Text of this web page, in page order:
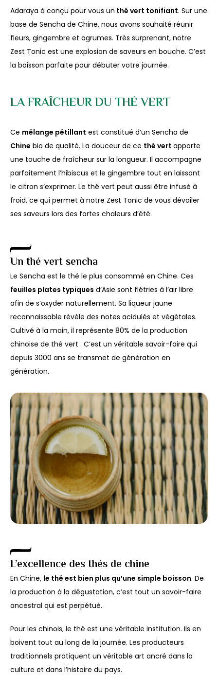
Adaraya à conçu pour vous un thé vert tonifiant. Sur une
base de Sencha de Chine, nous avons souhaité réunir
fleurs, gingembre et agrumes. Très surprenant, notre
Zest Tonic est une explosion de saveurs en bouche. C’est
la boisson parfaite pour débuter votre journée.
LA FRAÎCHEUR DU THÉ VERT
Ce mélange pétillant est constitué d’un Sencha de
Chine bio de qualité. La douceur de ce thé vertapporte
une touche de fraîcheur sur la longueur. Il accompagne
parfaitement l’hibiscus et le gingembre tout en laissant
le citron s’exprimer. Le thé vert peut aussi être infusé à
froid, ce qui permet à notre Zest Tonic de vous dévoiler
ses saveurs lors des fortes chaleurs d’été.
Un thé vert sencha
Le Sencha est le thé le plus consommé en Chine. Ces
feuilles plates typiques d’Asie sont flétries à l’air libre
afin de s’oxyder naturellement. Sa liqueur jaune
reconnaissable révèle des notes acidulés et végétales.
Cultivé à la main, il représente 80% de la production
chinoise de thé vert . C’est un véritable savoir-faire qui
depuis 3000 ans se transmet de génération en
génération.
L’excellence des thés de chine
En Chine, le théest bien plus qu’une simple boisson. De
la production à la dégustation, c’est tout un savoir-faire
ancestral qui est perpétué.
Pour les chinois, le thé est une véritable institution. Ils en
boivent tout au long de la journée. Les producteurs
traditionnels pratiquent un véritable art ancré dans la
culture et dans l’histoire du pays.